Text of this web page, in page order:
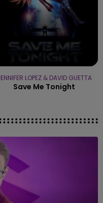
LOPEZ & DAVID GUETTA
Save Me Tonight